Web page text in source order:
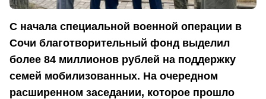
С начала специальной военной операции в
Сочи благотворительный фонд выделил
более 84 миллионов рублей на поддержку
семей мобилизованных. На очередном
расширенном заседании, которое прошло